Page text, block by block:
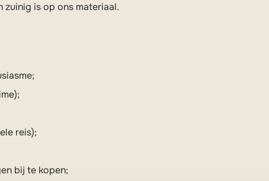
is op ons materiaal.
reis);
bij te kopen;